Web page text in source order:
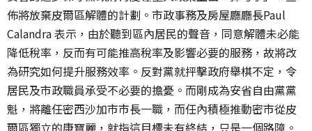
佈將放棄皮爾區解體的計劃。市政事務及房屋廳廳長Paul
Calandra 表示，由於聽到區內居民的聲音，同意解體未必能
降低稅率，反而有可能推高稅率及影響必要的服務，故將改
為研究如何提升服務效率。反對黨就抨擊政府舉棋不定，令
居民及市政職員承受不必要的擔憂。而剛成為安省自由黨黨
魁，將離任密西沙加市市長一職，而任內積極推動密市從皮
爾區獨立的康寶麗，就指這目標未有終結，只是一個路障。